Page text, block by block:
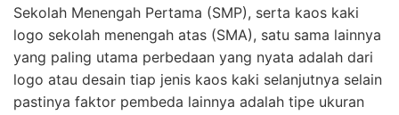
Sekolah Menengah Pertama (SMP), serta kaos kaki
logo sekolah menengah atas (SMA), satu sama lainnya
yang paling utama perbedaan yang nyata adalah dari
logo atau desain tiap jenis kaos kaki selanjutnya selain
pastinya faktor pembeda lainnya adalah tipe ukuran